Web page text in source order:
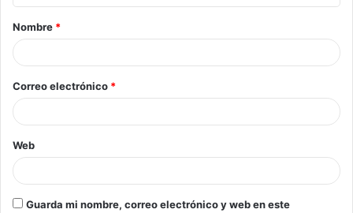
Nombre *
Correo electrónico *
Web
Guarda mi nombre, correo electrónico y web en este